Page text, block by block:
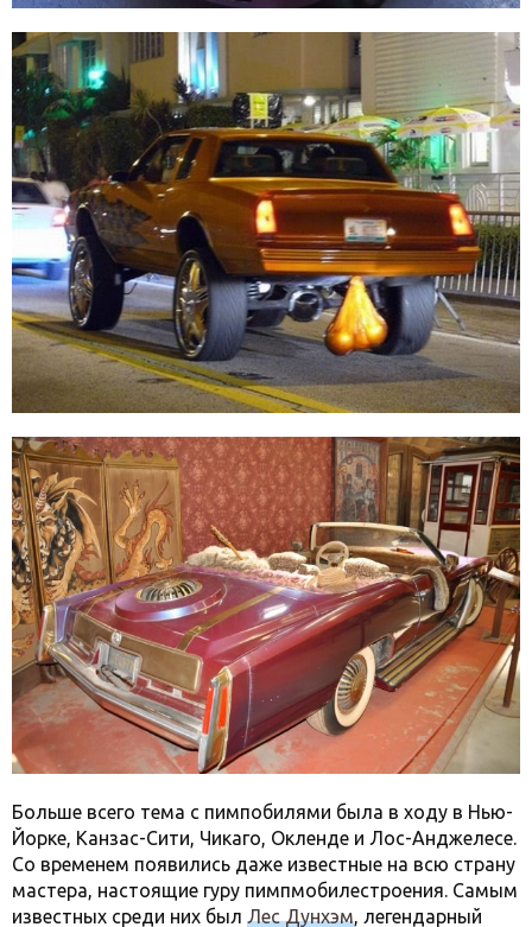
Больше всего тема с пимпобилями была в ходу в Нью-
Йорке, Канзас-Сити, Чикаго, Окленде и Лос-Анджелесе.
Со временем появились даже известные на всю страну
мастера, настоящие гуру пимпмобилестроения. Самым
известных среди них был Лес Дунхэм, легендарный